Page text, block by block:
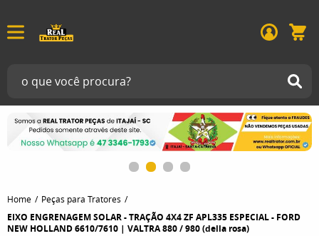
Home Peças para Tratores
EIXO ENGRENAGEM SOLAR - TRAÇÃO 4X4 ZF APL335 ESPECIAL - FORD
NEW HOLLAND 6610/7610 | VALTRA 880 / 980 (della rosa)